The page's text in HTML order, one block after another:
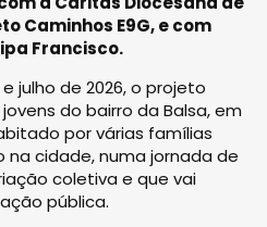
Caminhos E9G, e com
Francisco.
julho de 2026, o projeto
do bairro da Balsa, em
por várias famílias
cidade, numa jornada de
coletiva e que vai
pública.